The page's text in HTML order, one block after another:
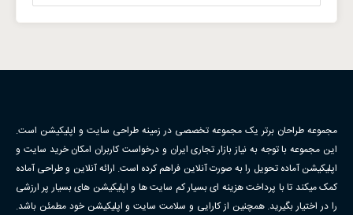
مجموعه طراحان برتر یک مجموعه تخصصی در زمینه طراحی سایت و اپلیکیشن است.
این مجموعه با توجه به نیاز بازار تجاری ایران و درخواست کاربران امکان خرید سایت و
اپلیکیشن آماده تحویل را به صورت آنلاین فراهم کرده است. ارائه آنلاین و طراحی آماده
کمک میکند تا با پرداخت هزینه ای بسیار کم سایت ها و اپلیکیشن های بسیار پر ارزشی
را در اختیار بگیرید. همچنین از کارایی و سلامت سایت و اپلیکیشن خود مطمئن باشد.